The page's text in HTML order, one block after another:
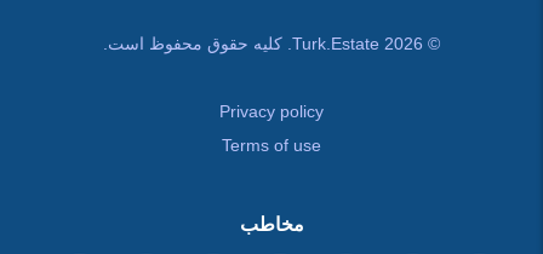
© Turk.Estate 2026. کلیه حقوق محفوظ است.
Privacy policy
Terms of use
مخاطب